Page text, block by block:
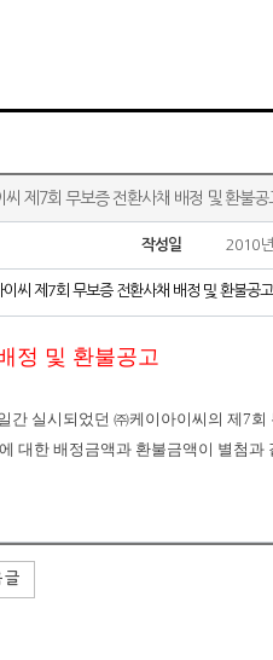
씨 제7회 무보증 전환사채 배정 및 환불공
작성일 2010
이씨 제7회 무보증 전환사채 배정 및 환불공
정 및 환불공고
간 실시되었던 ㈜케이아이씨의 제7회
대한 배정금액과 환불금액이 별첨과
글